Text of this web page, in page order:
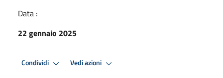
Data :
22 gennaio 2025
Condividi Vedi azioni